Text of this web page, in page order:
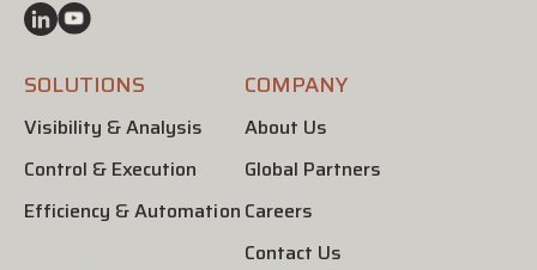
SOLUTIONS
Visibility & Analysis
Control & Execution
Efficiency & Automation
COMPANY
About Us
Global Partners
Careers
Contact Us